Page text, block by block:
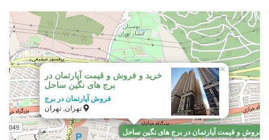
و فروش و قیمت آپارتمان در برج های نگین ساحل
خرید و فروش و قیمت آپارتمان در
برج های نگین ساحل
فروش آپارتمان در برج
تهران, تهران
×